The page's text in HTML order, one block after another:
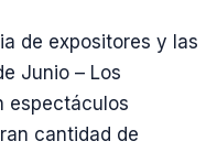
de expositores y las
Junio – Los
espectáculos
cantidad de